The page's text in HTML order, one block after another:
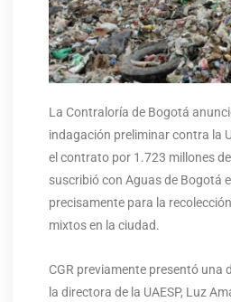
La Contraloría de Bogotá
indagación preliminar contra la
el contrato por 1.723 millones
suscribió con Aguas de Bogotá
precisamente para la
mixtos en la ciudad.
CGR previamente presentó una
la directora de la UAESP, Luz